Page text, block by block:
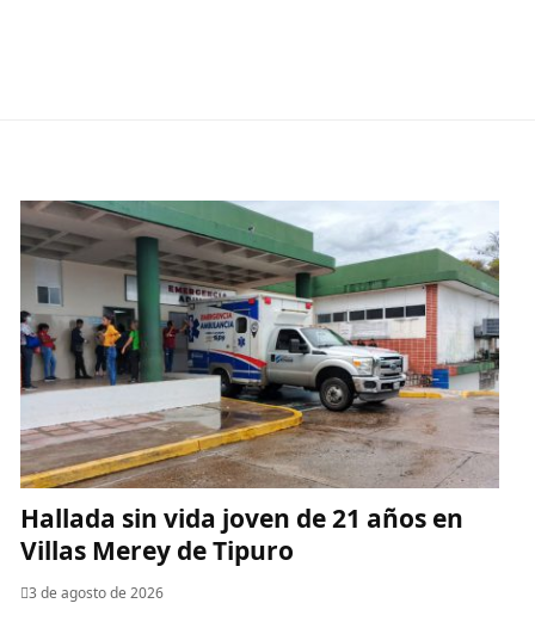
Hallada sin vida joven de 21 años en
Villas Merey de Tipuro
3 de agosto de 2026